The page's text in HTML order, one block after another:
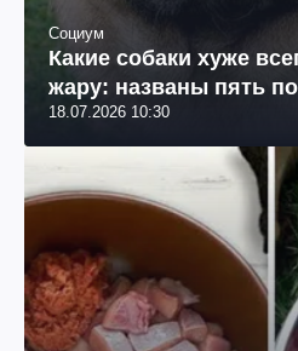
Социум
Какие собаки хуже
жару: названы пять
18.07.2026 10:30